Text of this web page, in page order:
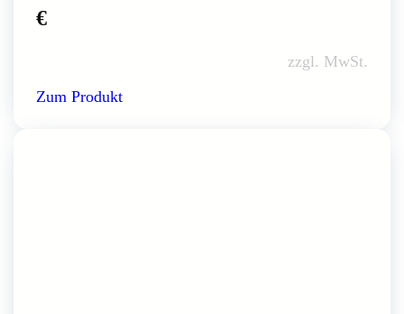
€
zzgl. MwSt.
Zum Produkt